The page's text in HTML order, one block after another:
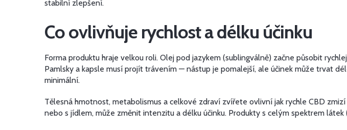
stabilní zlepšení.
Co ovlivňuje rychlost a délku účinku
Forma produktu hraje velkou roli. Olej pod jazykem (sublingválně) začne působit
Pamlsky a kapsle musí projít trávením — nástup je pomalejší, ale účinek může trvat
minimální.
Tělesná hmotnost, metabolismus a celkové zdraví zvířete ovlivní jak rychle CBD
nebo s jídlem, může změnit intenzitu a délku účinku. Produkty s celým spektrem